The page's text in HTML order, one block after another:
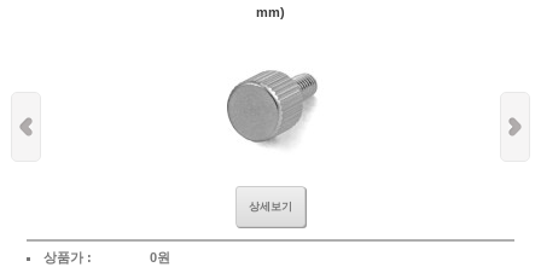
mm)
상세보기
상품가 :
0원